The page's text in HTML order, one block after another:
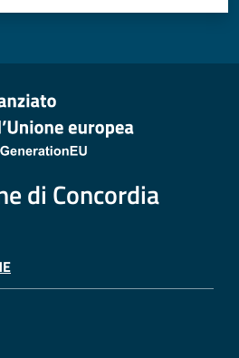
di Concordia